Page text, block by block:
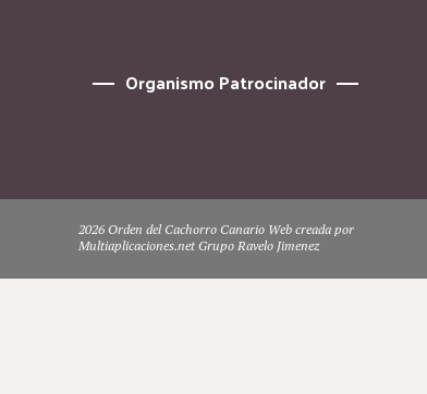
Organismo Patrocinador
2026 Orden del Cachorro Canario Web creada por
Multiaplicaciones.net Grupo Ravelo Jimenez